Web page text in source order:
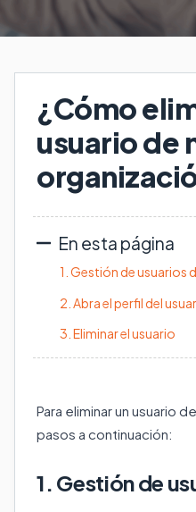
¿Cómo
usuario de
En esta página
1. Gestión de usuarios
2. Abra el perfil del
3. Eliminar el usuario
Para eliminar un usuario
pasos a continuación:
1. Gestión de